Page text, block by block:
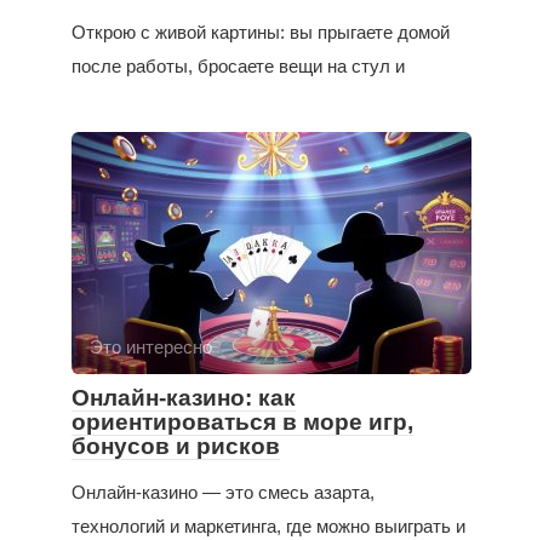
Открою с живой картины: вы прыгаете домой
после работы, бросаете вещи на стул и
Это интересно
Онлайн-казино: как
ориентироваться в море игр,
бонусов и рисков
Онлайн-казино — это смесь азарта,
технологий и маркетинга, где можно выиграть и